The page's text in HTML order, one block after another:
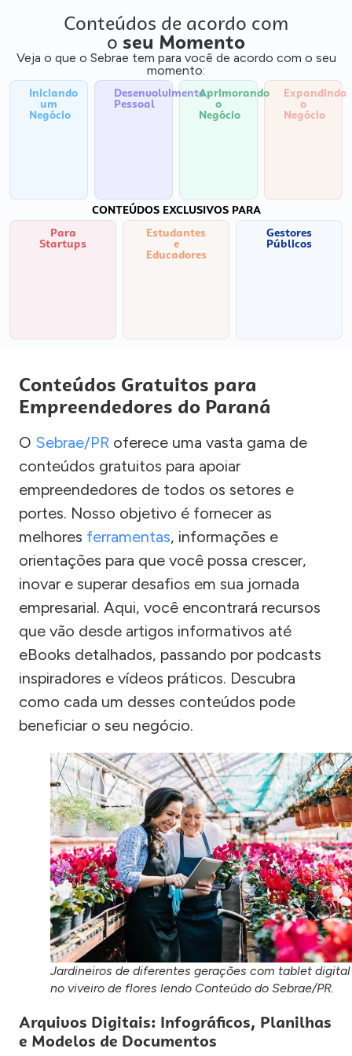
Conteúdos de acordo com
o seu Momento
Veja o que o Sebrae tem para você de acordo com o seu
momento:
Iniciando
um
Negócio
Desenvolvimento
Pessoal
Aprimorando
o
Negócio
Expandindo
o
Negócio
CONTEÚDOS EXCLUSIVOS PARA
Para
Startups
Estudantes
e
Educadores
Gestores
Públicos
Conteúdos Gratuitos para
Empreendedores do Paraná
O Sebrae/PR oferece uma vasta gama de
conteúdos gratuitos para apoiar
empreendedores de todos os setores e
portes. Nosso objetivo é fornecer as
melhores ferramentas, informações e
orientações para que você possa crescer,
inovar e superar desafios em sua jornada
empresarial. Aqui, você encontrará recursos
que vão desde artigos informativos até
eBooks detalhados, passando por podcasts
inspiradores e vídeos práticos. Descubra
como cada um desses conteúdos pode
beneficiar o seu negócio.
Jardineiros de diferentes gerações com tablet digital
no viveiro de flores lendo Conteúdo do Sebrae/PR.
Arquivos Digitais: Infográficos, Planilhas
e Modelos de Documentos